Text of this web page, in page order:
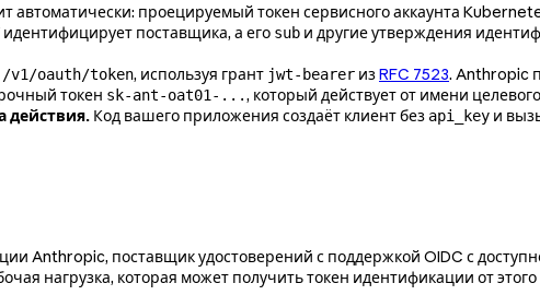
автоматически: проецируемый токен сервисного аккаунта
идентифицирует поставщика, а его sub и другие утверждения
/v1/oauth/token, используя грант jwt-bearer изRFC 7523. Anthropic
токен sk-ant-oat01-..., который действует от имени
действия. Код вашего приложения создаёт клиент без api_key и
Anthropic, поставщик удостоверений с поддержкой OIDC с
нагрузка, которая может получить токен идентификации от